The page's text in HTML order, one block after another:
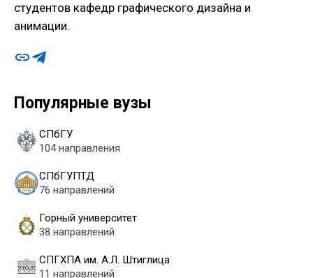
Популярные вузы
СПбГУ
104 направления
СПбГУПТД
76 направлений
Горный университет
38 направлений
СПГХПА им. А.Л. Штиглица
11 направлений
студентов кафедр графического дизайна и
анимации.